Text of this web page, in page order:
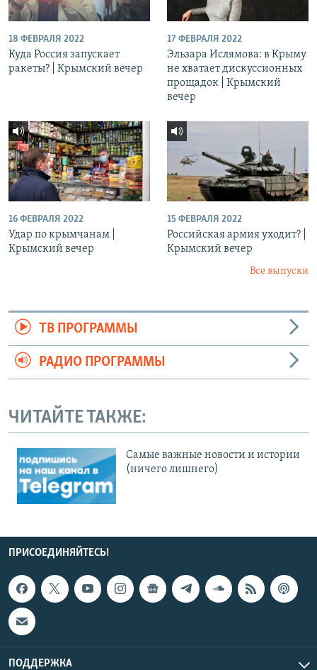
18 ФЕВРАЛЯ 2022
Куда Россия запускает
ракеты? | Крымский вечер
17 ФЕВРАЛЯ 2022
Эльзара Ислямова: в Крыму
не хватает дискуссионных
прощадок | Крымский
вечер
16 ФЕВРАЛЯ 2022
Удар по крымчанам |
Крымский вечер
15 ФЕВРАЛЯ 2022
Российская армия уходит? |
Крымский вечер
Все выпуски
ТВ ПРОГРАММЫ
РАДИО ПРОГРАММЫ
ЧИТАЙТЕ ТАКЖЕ:
Cамые важные новости и истории
(ничего лишнего)
ПРИСОЕДИНЯЙТЕСЬ!
ПОДДЕРЖКА